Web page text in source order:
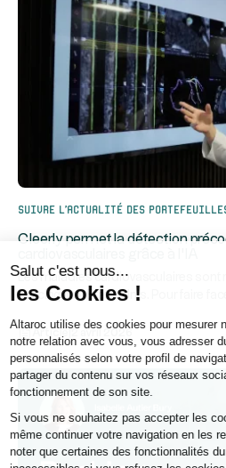
Salut c'est nous...
les Cookies !
Altaroc utilise des cookies pour mesurer
notre relation avec vous, vous adresser
personnalisés selon votre profil de
partager du contenu sur vos réseaux
fonctionnement de son site.
Si vous ne souhaitez pas accepter les
même continuer votre navigation en les
noter que certaines des fonctionnalités
Suivre l’actualité des
Cleerly permet la détection
Les maladies cardiovasculaires sont
sur cinq aux États-Unis. Pour faire face